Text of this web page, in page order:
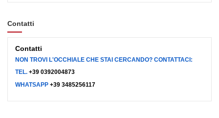
Contatti
Contatti
NON TROVI L'OCCHIALE CHE STAI CERCANDO? CONTATTACI:
TEL. +39 0392004873
WHATSAPP +39 3485256117